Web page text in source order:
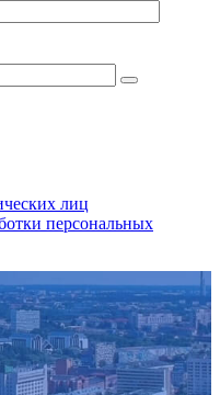
лиц
персональных